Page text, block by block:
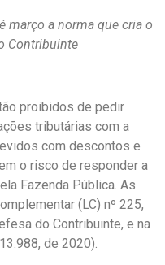
março a norma que cria o
Contribuinte
proibidos de pedir
tributárias com a
com descontos e
o risco de responder a
Fazenda Pública. As
(LC) nº 225,
do Contribuinte, e na
de 2020).